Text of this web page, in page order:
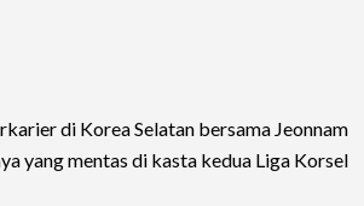
di Korea Selatan bersama Jeonnam
yang mentas di kasta kedua Liga Korsel